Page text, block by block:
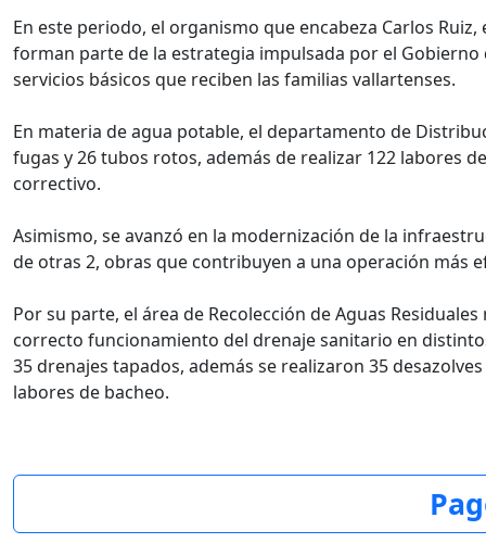
En este periodo, el organismo que encabeza Carlos
forman parte de la estrategia impulsada por el
servicios básicos que reciben las familias vallartenses.
En materia de agua potable, el departamento de
fugas y 26 tubos rotos, además de realizar 122 labores
correctivo.
Asimismo, se avanzó en la modernización de la
de otras 2, obras que contribuyen a una operación más
Por su parte, el área de Recolección de Aguas
correcto funcionamiento del drenaje sanitario en
35 drenajes tapados, además se realizaron 35
labores de bacheo.